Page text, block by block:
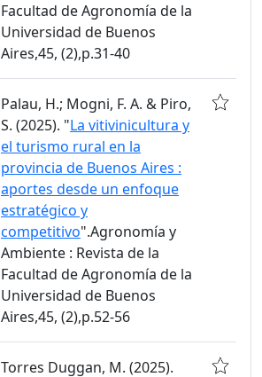
Facultad de Agronomía de la
Universidad de Buenos
Aires,45, (2),p.31-40
Palau, H.; Mogni, F. A. & Piro,
S. (2025). "La vitivinicultura y
el turismo rural en la
provincia de Buenos Aires :
aportes desde un enfoque
estratégico y
competitivo".Agronomía y
Ambiente : Revista de la
Facultad de Agronomía de la
Universidad de Buenos
Aires,45, (2),p.52-56
Torres Duggan, M. (2025).